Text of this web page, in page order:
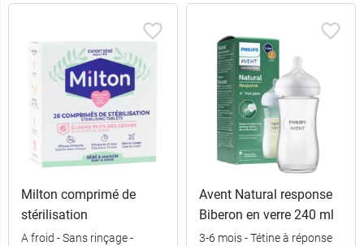
Débit 1
Milton comprimé de
stérilisation
A froid - Sans rinçage -
Avent Natural response
Biberon en verre 240 ml
3-6 mois - Tétine à réponse